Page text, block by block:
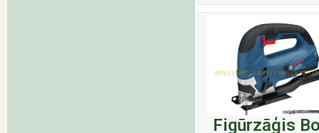
Figūrzāģis